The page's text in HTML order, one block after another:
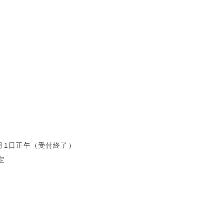
日正午（受付終了）